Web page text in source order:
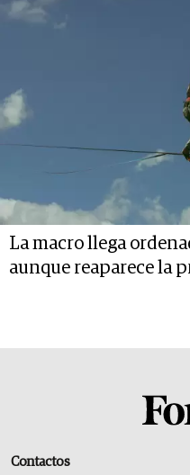
La macro llega
aunque reaparece la
Contactos